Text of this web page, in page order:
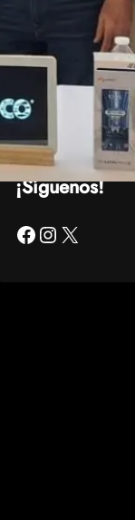
¡Síguenos!
Facebook Instagram X